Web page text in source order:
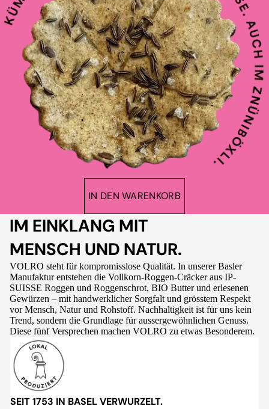
IN DEN WARENKORB
IM EINKLANG MIT
MENSCH UND NATUR.
VOLRO steht für kompromisslose Qualität. In unserer Basler
Manufaktur entstehen die Vollkorn-Roggen-Cräcker aus IP-
SUISSE Roggen und Roggenschrot, BIO Butter und erlesenen
Gewürzen – mit handwerklicher Sorgfalt und grösstem Respekt
vor Mensch, Natur und Rohstoff. Nachhaltigkeit ist für uns kein
Trend, sondern die Grundlage für aussergewöhnlichen Genuss.
Diese fünf Versprechen machen VOLRO zu etwas Besonderem.
SEIT 1753 IN BASEL VERWURZELT.